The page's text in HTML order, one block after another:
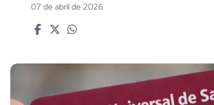
07 de abril de 2026